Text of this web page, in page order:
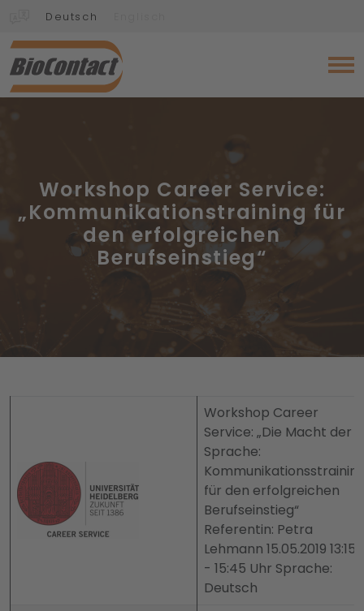
Deutsch
Workshop Career Service:
„Kommunikationstraining für
den erfolgreichen
Berufseinstieg“
Workshop Career
Service: „Die Macht der
Sprache:
für den erfolgreichen
Berufseinstieg“
Referentin: Petra
Lehmann 15.05.2019 13:15
- 15:45 Uhr Sprache:
Deutsch